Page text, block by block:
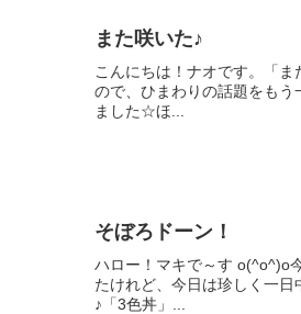
また咲いた♪
こんにちは！ナオです。「
ので、ひまわりの話題をも
ました☆ほ...
そぼろドーン！
ハロー！マキで～す o(^o^)o
たけれど、今日は珍しく一
♪「3色丼」...